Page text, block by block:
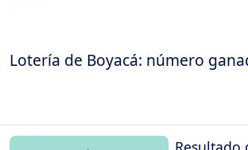
Lotería de Boyacá: número